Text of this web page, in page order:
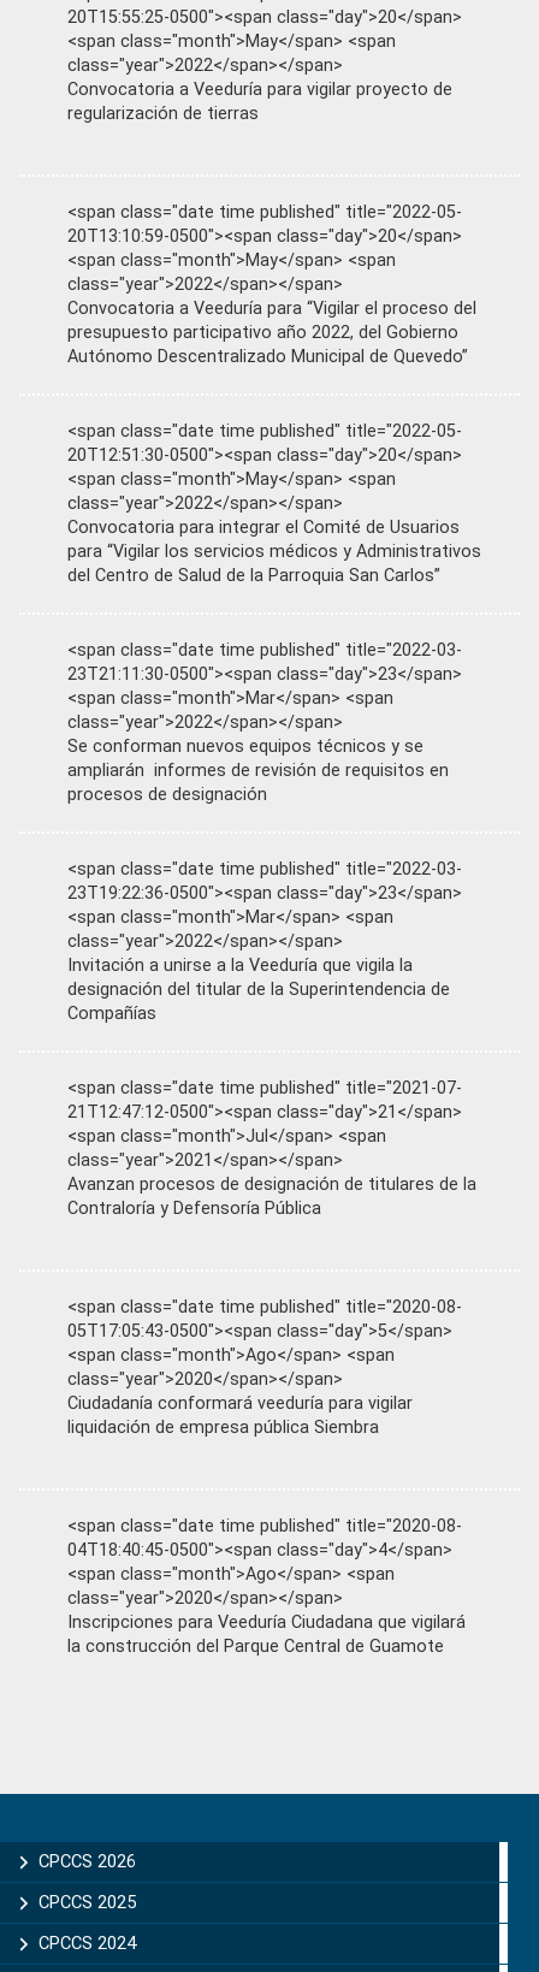
20T15:55:25-0500"><span class="day">20</span>
<span class="month">May</span> <span
class="year">2022</span></span>
Convocatoria a Veeduría para vigilar proyecto de
regularización de tierras
<span class="date time published" title="2022-05-
20T13:10:59-0500"><span class="day">20</span>
<span class="month">May</span> <span
class="year">2022</span></span>
Convocatoria a Veeduría para “Vigilar el proceso del
presupuesto participativo año 2022, del Gobierno
Autónomo Descentralizado Municipal de Quevedo”
<span class="date time published" title="2022-05-
20T12:51:30-0500"><span class="day">20</span>
<span class="month">May</span> <span
class="year">2022</span></span>
Convocatoria para integrar el Comité de Usuarios
para “Vigilar los servicios médicos y Administrativos
del Centro de Salud de la Parroquia San Carlos”
<span class="date time published" title="2022-03-
23T21:11:30-0500"><span class="day">23</span>
<span class="month">Mar</span> <span
class="year">2022</span></span>
Se conforman nuevos equipos técnicos y se
ampliarán informes de revisión de requisitos en
procesos de designación
<span class="date time published" title="2022-03-
23T19:22:36-0500"><span class="day">23</span>
<span class="month">Mar</span> <span
class="year">2022</span></span>
Invitación a unirse a la Veeduría que vigila la
designación del titular de la Superintendencia de
Compañías
<span class="date time published" title="2021-07-
21T12:47:12-0500"><span class="day">21</span>
<span class="month">Jul</span> <span
class="year">2021</span></span>
Avanzan procesos de designación de titulares de la
Contraloría y Defensoría Pública
<span class="date time published" title="2020-08-
05T17:05:43-0500"><span class="day">5</span>
<span class="month">Ago</span> <span
class="year">2020</span></span>
Ciudadanía conformará veeduría para vigilar
liquidación de empresa pública Siembra
<span class="date time published" title="2020-08-
04T18:40:45-0500"><span class="day">4</span>
<span class="month">Ago</span> <span
class="year">2020</span></span>
Inscripciones para Veeduría Ciudadana que vigilará
la construcción del Parque Central de Guamote
Sidebar
CPCCS 2026
CPCCS 2025
CPCCS 2024